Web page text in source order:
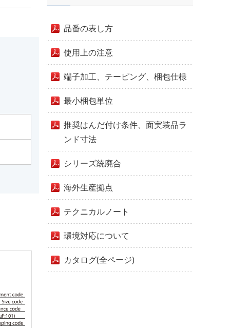
品番の表し方
使用上の注意
端子加工、テーピング、梱包仕様
最小梱包単位
推奨はんだ付け条件、面実装品ラ
ンド寸法
シリーズ統廃合
海外生産拠点
テクニカルノート
環境対応について
カタログ(全ページ)